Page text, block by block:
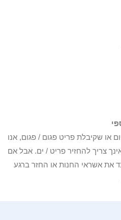
שלך לא קיבלו תוך 30 יום או שקיבלת פריט פגום / פגום, אנו
צריך להחזיר פריט / ים. אבל אם
את אשראי החנות או החזר ברגע